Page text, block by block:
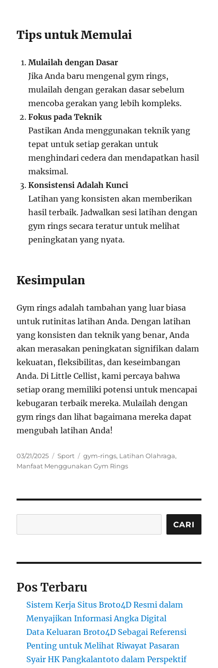
Tips untuk Memulai
Mulailah dengan Dasar
Jika Anda baru mengenal gym rings,
mulailah dengan gerakan dasar sebelum
mencoba gerakan yang lebih kompleks.
Fokus pada Teknik
Pastikan Anda menggunakan teknik yang
tepat untuk setiap gerakan untuk
menghindari cedera dan mendapatkan hasil
maksimal.
Konsistensi Adalah Kunci
Latihan yang konsisten akan memberikan
hasil terbaik. Jadwalkan sesi latihan dengan
gym rings secara teratur untuk melihat
peningkatan yang nyata.
Kesimpulan
Gym rings adalah tambahan yang luar biasa
untuk rutinitas latihan Anda. Dengan latihan
yang konsisten dan teknik yang benar, Anda
akan merasakan peningkatan signifikan dalam
kekuatan, fleksibilitas, dan keseimbangan
Anda. Di Little Cellist, kami percaya bahwa
setiap orang memiliki potensi untuk mencapai
kebugaran terbaik mereka. Mulailah dengan
gym rings dan lihat bagaimana mereka dapat
mengubah latihan Anda!
Posted
on
03/21/2025 Categories
Sport Tags
gym-rings, Latihan Olahraga,
Manfaat Menggunakan Gym Rings
CARI
Pos Terbaru
Sistem Kerja Situs Broto4D Resmi dalam
Menyajikan Informasi Angka Digital
Data Keluaran Broto4D Sebagai Referensi
Penting untuk Melihat Riwayat Pasaran
Syair HK Pangkalantoto dalam Perspektif